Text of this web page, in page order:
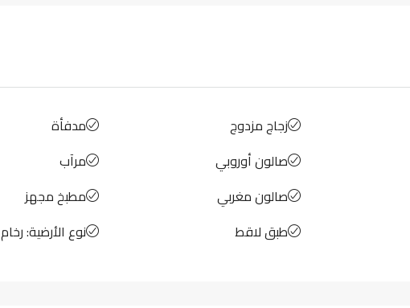
زجاج مزدوج
صالون أوروبي
صالون مغربي
طبق لاقط
مدفأة
مرآب
مطبخ مجهز
نوع الأرضية: رخام